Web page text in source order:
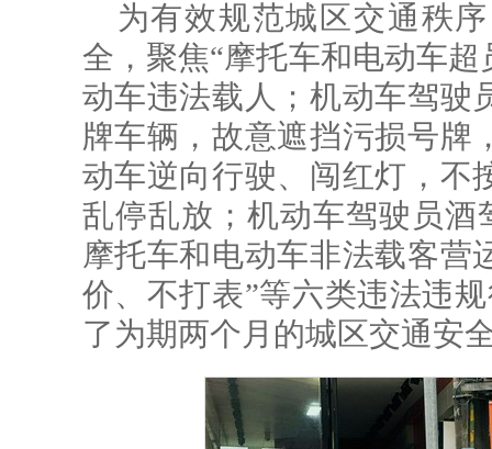
为有效规范城区交通秩
全，聚焦“摩托车和电动车
动车违法载人；机动车驾驶
牌车辆，故意遮挡污损号牌
动车逆向行驶、闯红灯，不
乱停乱放；机动车驾驶员酒
摩托车和电动车非法载客营
价、不打表”等六类违法违
了为期两个月的城区交通安